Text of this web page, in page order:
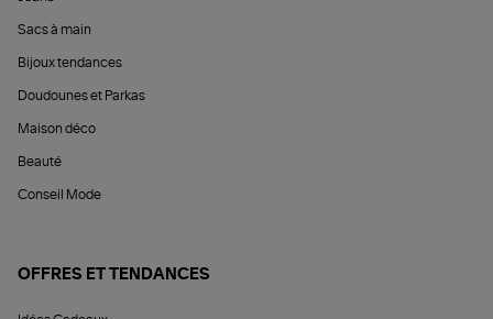
Sacs à main
Bijoux tendances
Doudounes et Parkas
Maison déco
Beauté
Conseil Mode
OFFRES ET TENDANCES